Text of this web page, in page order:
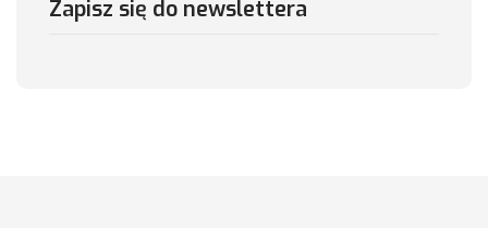
Zapisz się do newslettera